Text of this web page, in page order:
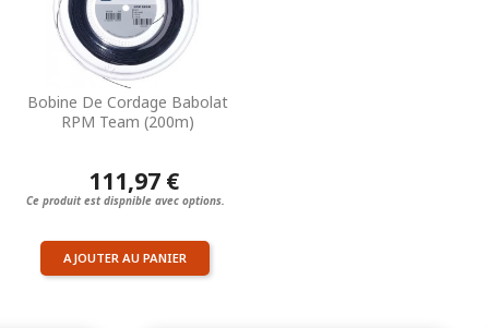
Bobine De Cordage Babolat
RPM Team (200m)
111,97 €
Ce produit est dispnible avec options.
AJOUTER AU PANIER